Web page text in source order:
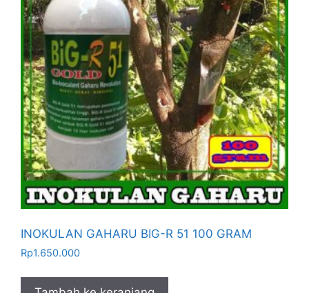
INOKULAN GAHARU BIG-R 51 100 GRAM
Rp1.650.000